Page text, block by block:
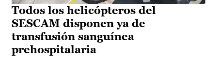
Todos los helicópteros del
SESCAM disponen ya de
transfusión sanguínea
prehospitalaria